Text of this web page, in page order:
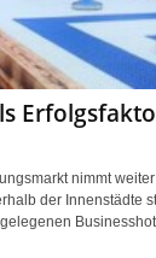
nimmt
der Innenstädte